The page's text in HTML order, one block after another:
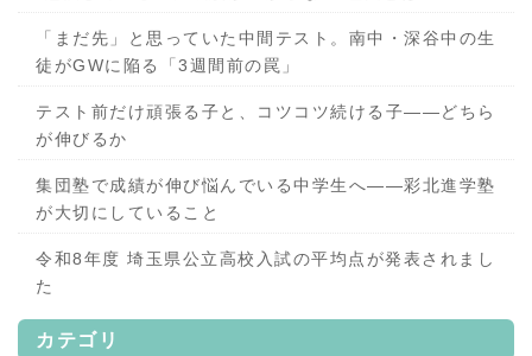
「まだ先」と思っていた中間テスト。南中・深谷中の生
徒がGWに陥る「3週間前の罠」
テスト前だけ頑張る子と、コツコツ続ける子——どちら
が伸びるか
集団塾で成績が伸び悩んでいる中学生へ——彩北進学塾
が大切にしていること
令和8年度 埼玉県公立高校入試の平均点が発表されまし
た
カテゴリ